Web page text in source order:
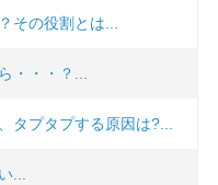
その役割とは...
・・・？...
タプタプする原因は?...
...